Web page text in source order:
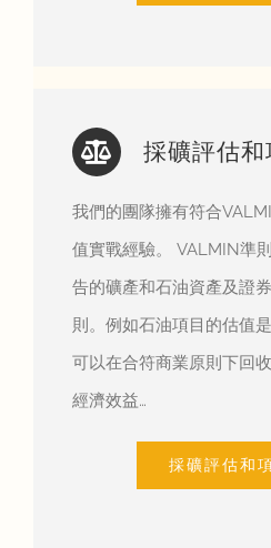
採礦評估和
我們的團隊擁有符合
值實戰經驗。 VALMIN準
告的礦產和石油資產及證
則。例如石油項目的估值
可以在合符商業原則下回
經濟效益…
採礦評估和